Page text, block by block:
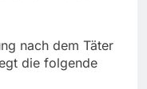
nach dem Täter
die folgende